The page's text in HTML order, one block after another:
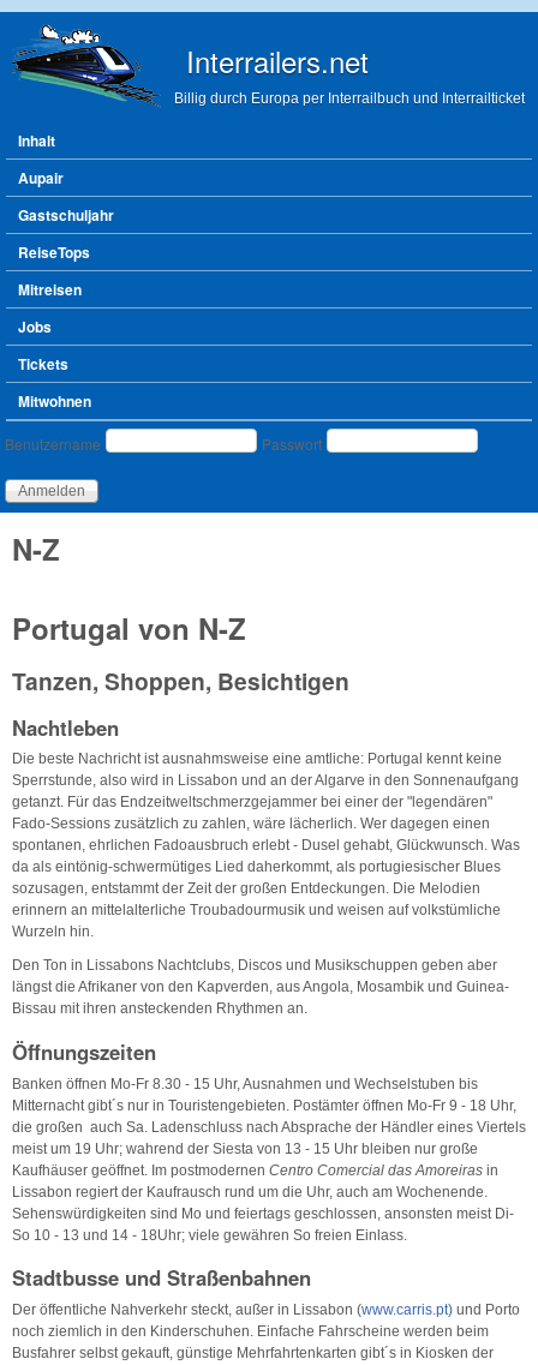
Interrailers.net
Billig durch Europa per Interrailbuch und Interrailticket
Hauptmenü
Inhalt
Aupair
Gastschuljahr
ReiseTops
Mitreisen
Jobs
Tickets
Mitwohnen
Benutzeranmeldung
Benutzername Passwort
N-Z
Portugal von N-Z
Tanzen, Shoppen, Besichtigen
Nachtleben
Die beste Nachricht ist ausnahmsweise eine amtliche: Portugal kennt keine
Sperrstunde, also wird in Lissabon und an der Algarve in den Sonnenaufgang
getanzt. Für das Endzeitweltschmerzgejammer bei einer der "legendären"
Fado-Sessions zusätzlich zu zahlen, wäre lächerlich. Wer dagegen einen
spontanen, ehrlichen Fadoausbruch erlebt - Dusel gehabt, Glückwunsch. Was
da als eintönig-schwermütiges Lied daherkommt, als portugiesischer Blues
sozusagen, entstammt der Zeit der großen Entdeckungen. Die Melodien
erinnern an mittelalterliche Troubadourmusik und weisen auf volkstümliche
Wurzeln hin.
Den Ton in Lissabons Nachtclubs, Discos und Musikschuppen geben aber
längst die Afrikaner von den Kapverden, aus Angola, Mosambik und Guinea-
Bissau mit ihren ansteckenden Rhythmen an.
Öffnungszeiten
Banken öffnen Mo-Fr 8.30 - 15 Uhr, Ausnahmen und Wechselstuben bis
Mitternacht gibt´s nur in Touristengebieten. Postämter öffnen Mo-Fr 9 - 18 Uhr,
die großen auch Sa. Ladenschluss nach Absprache der Händler eines Viertels
meist um 19 Uhr; wahrend der Siesta von 13 - 15 Uhr bleiben nur große
Kaufhäuser geöffnet. Im postmodernen Centro Comercial das Amoreiras in
Lissabon regiert der Kaufrausch rund um die Uhr, auch am Wochenende.
Sehenswürdigkeiten sind Mo und feiertags geschlossen, ansonsten meist Di-
So 10 - 13 und 14 - 18Uhr; viele gewähren So freien Einlass.
Stadtbusse und Straßenbahnen
Der öffentliche Nahverkehr steckt, außer in Lissabon (www.carris.pt) und Porto
noch ziemlich in den Kinderschuhen. Einfache Fahrscheine werden beim
Busfahrer selbst gekauft, günstige Mehrfahrtenkarten gibt´s in Kiosken der